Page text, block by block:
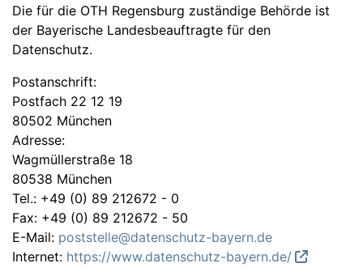
Die für die OTH Regensburg zuständige Behörde ist
der Bayerische Landesbeauftragte für den
Datenschutz.
Postanschrift:
Postfach 22 12 19
80502 München
Adresse:
Wagmüllerstraße 18
80538 München
Tel.: +49 (0) 89 212672 - 0
Fax: +49 (0) 89 212672 - 50
E-Mail: poststelle@datenschutz-bayern.de
Internet: https://www.datenschutz-bayern.de/